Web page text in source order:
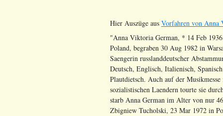
Hier Auszüge aus Vorfahren von Anna
"Anna Viktoria German, * 14 Feb
Poland, begraben 30 Aug 1982 in
Saengerin russlanddeutscher
Deutsch, Englisch, Italienisch,
Plautdietsch. Auch auf der
sozialistischen Laendern tourte sie
starb Anna German im Alter von nur
Zbigniew Tucholski, 23 Mar 1972 in